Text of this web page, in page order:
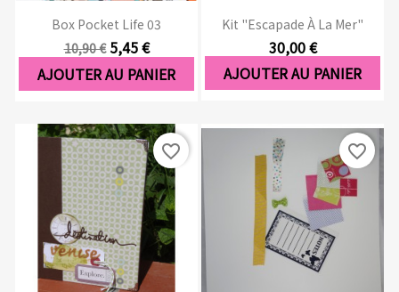
Box Pocket Life 03
10,90 € 5,45 €
AJOUTER AU PANIER
Kit "Escapade À La Mer"
30,00 €
AJOUTER AU PANIER
favorite_border favorite_border